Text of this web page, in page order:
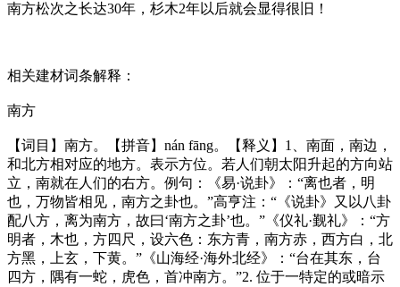
南方松次之长达30年，杉木2年以后就会显得很旧！
相关建材词条解释：
南方
【词目】南方。【拼音】nán fāng。【释义】1、南面，南边，
和北方相对应的地方。表示方位。若人们朝太阳升起的方向站
立，南就在人们的右方。例句：《易·说卦》：“离也者，明
也，万物皆相见，南方之卦也。”高亨注：“《说卦》又以八卦
配八方，离为南方，故曰‘南方之卦’也。”《仪礼·觐礼》：“方
明者，木也，方四尺，设六色：东方青，南方赤，西方白，北
方黑，上玄，下黄。”《山海经·海外北经》：“台在其东，台
四方，隅有一蛇，虎色，首冲南方。”2. 位于一特定的或暗示